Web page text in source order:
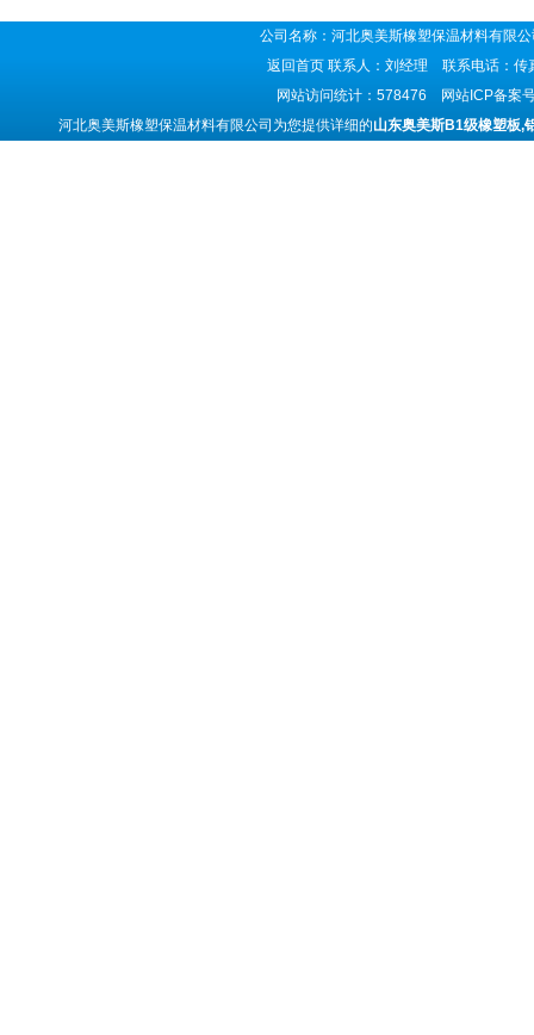
公司名称：河北奥美斯橡塑保温材料有
返回首页 联系人：刘经理 联系电话：
网站访问统计：578476 网站ICP备案
河北奥美斯橡塑保温材料有限公司为您提供详细的山东奥美斯B1级橡塑板,